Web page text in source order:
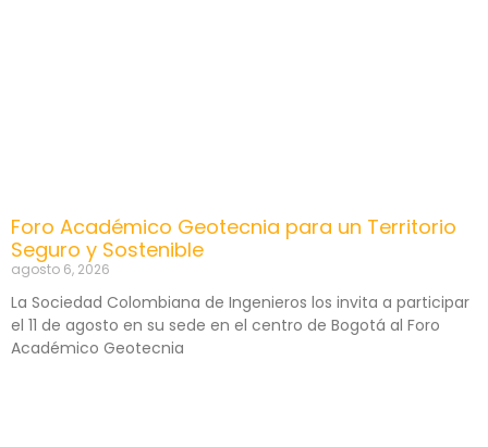
Foro Académico Geotecnia para un Territorio
Seguro y Sostenible
agosto 6, 2026
La Sociedad Colombiana de Ingenieros los invita a participar
el 11 de agosto en su sede en el centro de Bogotá al Foro
Académico Geotecnia